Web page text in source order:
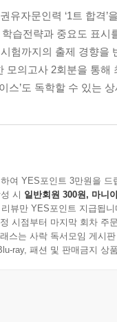
유자문인력 ‘1트 합격’
습전략과 중요도 표시
험까지의 출제 경향
모의고사 2회분을 통해
스’도 독학할 수 있는
여 YES포인트 3만원을 드
시 일반회원 300원, 마니
뷰만 YES포인트 지급됩니
시점부터 마지막 회차 주
스는 사락 독서모임 게시
ray, 패션 및 판매금지 상